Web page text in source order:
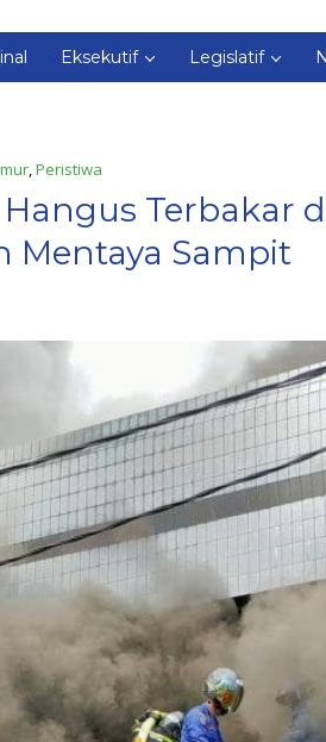
Eksekutif Legislatif
,Peristiwa
Terbakar
Mentaya Sampit